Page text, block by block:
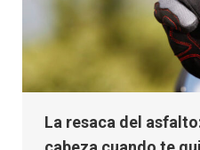
La resaca del